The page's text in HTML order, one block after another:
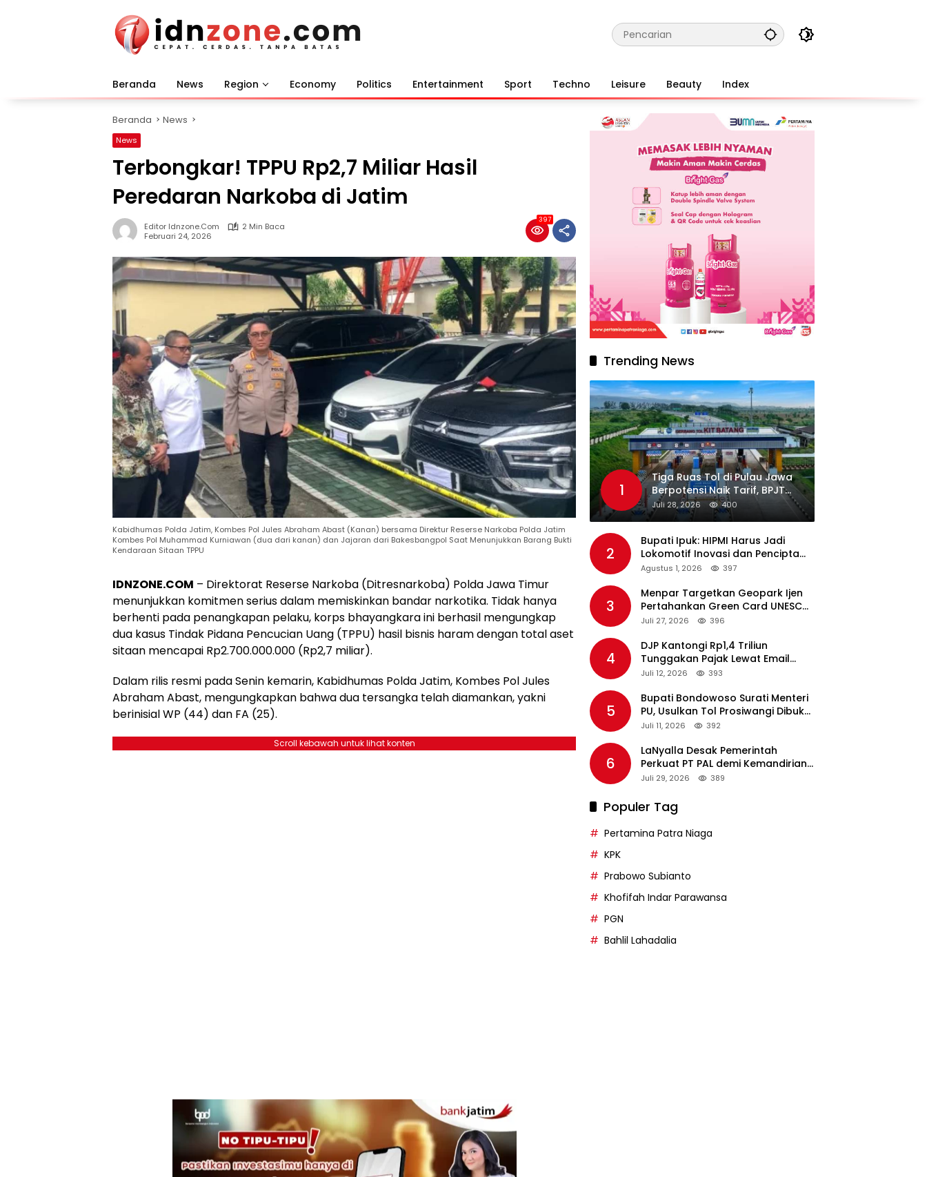
Beranda News Region Economy Politics Entertainment Sport Techno Leisure Beauty Index
Beranda News
News
Terbongkar! TPPU Rp2,7 Miliar Hasil
Peredaran Narkoba di Jatim
Editor Idnzone.com
2 Min Baca
Februari 24, 2026
397
Kabidhumas Polda Jatim, Kombes Pol Jules Abraham Abast (Kanan) bersama Direktur Reserse Narkoba Polda Jatim
Kombes Pol Muhammad Kurniawan (dua dari kanan) dan Jajaran dari Bakesbangpol Saat Menunjukkan Barang Bukti
Kendaraan Sitaan TPPU
IDNZONE.COM – Direktorat Reserse Narkoba (Ditresnarkoba) Polda Jawa Timur
menunjukkan komitmen serius dalam memiskinkan bandar narkotika. Tidak hanya
berhenti pada penangkapan pelaku, korps bhayangkara ini berhasil mengungkap
dua kasus Tindak Pidana Pencucian Uang (TPPU) hasil bisnis haram dengan total aset
sitaan mencapai Rp2.700.000.000 (Rp2,7 miliar).
Dalam rilis resmi pada Senin kemarin, Kabidhumas Polda Jatim, Kombes Pol Jules
Abraham Abast, mengungkapkan bahwa dua tersangka telah diamankan, yakni
berinisial WP (44) dan FA (25).
Scroll kebawah untuk lihat konten
Trending News
1
Tiga Ruas Tol di Pulau Jawa
Berpotensi Naik Tarif, BPJT
Tunggu Hasil Evaluasi
Standar Pelayanan
Juli 28, 2026 400
2
Bupati Ipuk: HIPMI Harus Jadi
Lokomotif Inovasi dan Pencipta
Lapangan Kerja
Agustus 1, 2026 397
3
Menpar Targetkan Geopark Ijen
Pertahankan Green Card UNESCO
pada Revalidasi Agustus 2026
Juli 27, 2026 396
4
DJP Kantongi Rp1,4 Triliun
Tunggakan Pajak Lewat Email
Pengingat, Total Piutang Masih
Juli 12, 2026 393
5
Bupati Bondowoso Surati Menteri
PU, Usulkan Tol Prosiwangi Dibuka
Sementara
Juli 11, 2026 392
6
LaNyalla Desak Pemerintah
Perkuat PT PAL demi Kemandirian
Industri Pertahanan Maritim
Juli 29, 2026 389
Populer Tag
Pertamina Patra Niaga
KPK
Prabowo Subianto
Khofifah Indar Parawansa
PGN
Bahlil Lahadalia